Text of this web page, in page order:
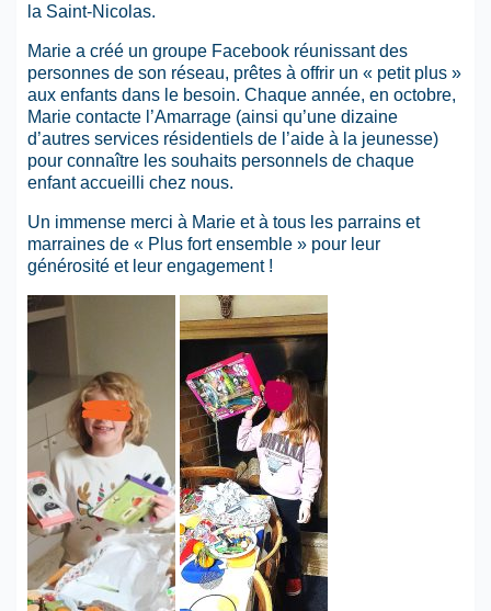
la Saint-Nicolas.
Marie a créé un groupe Facebook réunissant des
personnes de son réseau, prêtes à offrir un « petit plus »
aux enfants dans le besoin. Chaque année, en octobre,
Marie contacte l’Amarrage (ainsi qu’une dizaine
d’autres services résidentiels de l’aide à la jeunesse)
pour connaître les souhaits personnels de chaque
enfant accueilli chez nous.
Un immense merci à Marie et à tous les parrains et
marraines de « Plus fort ensemble » pour leur
générosité et leur engagement !